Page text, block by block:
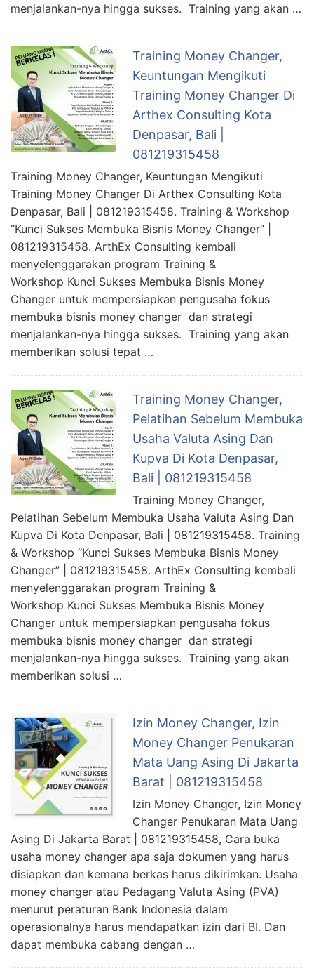
menjalankan-nya hingga sukses. Training yang akan …
Training Money Changer,
Keuntungan Mengikuti
Training Money Changer Di
Arthex Consulting Kota
Denpasar, Bali |
081219315458
Training Money Changer, Keuntungan Mengikuti
Training Money Changer Di Arthex Consulting Kota
Denpasar, Bali | 081219315458. Training & Workshop
“Kunci Sukses Membuka Bisnis Money Changer” |
081219315458. ArthEx Consulting kembali
menyelenggarakan program Training &
Workshop Kunci Sukses Membuka Bisnis Money
Changer untuk mempersiapkan pengusaha fokus
membuka bisnis money changer dan strategi
menjalankan-nya hingga sukses. Training yang akan
memberikan solusi tepat …
Training Money Changer,
Pelatihan Sebelum Membuka
Usaha Valuta Asing Dan
Kupva Di Kota Denpasar,
Bali | 081219315458
Training Money Changer,
Pelatihan Sebelum Membuka Usaha Valuta Asing Dan
Kupva Di Kota Denpasar, Bali | 081219315458. Training
& Workshop “Kunci Sukses Membuka Bisnis Money
Changer” | 081219315458. ArthEx Consulting kembali
menyelenggarakan program Training &
Workshop Kunci Sukses Membuka Bisnis Money
Changer untuk mempersiapkan pengusaha fokus
membuka bisnis money changer dan strategi
menjalankan-nya hingga sukses. Training yang akan
memberikan solusi …
Izin Money Changer, Izin
Money Changer Penukaran
Mata Uang Asing Di Jakarta
Barat | 081219315458
Izin Money Changer, Izin Money
Changer Penukaran Mata Uang
Asing Di Jakarta Barat | 081219315458, Cara buka
usaha money changer apa saja dokumen yang harus
disiapkan dan kemana berkas harus dikirimkan. Usaha
money changer atau Pedagang Valuta Asing (PVA)
menurut peraturan Bank Indonesia dalam
operasionalnya harus mendapatkan izin dari BI. Dan
dapat membuka cabang dengan …